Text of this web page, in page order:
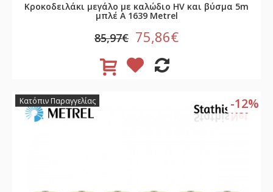
Κροκοδειλάκι μεγάλο με καλώδιο HV και βύσμα 5m
μπλέ A 1639 Metrel
85,97€ 75,86€
-12%
Κατόπιν Παραγγελίας